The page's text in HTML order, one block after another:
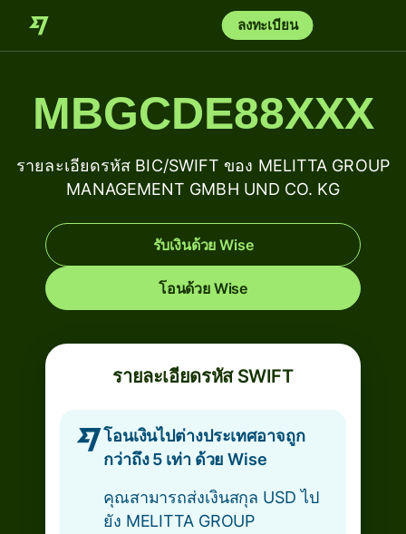
ลงทะเบียน
MBGCDE88XXX
รายละเอียดรหัส BIC/SWIFT ของ MELITTA GROUP
MANAGEMENT GMBH UND CO. KG
รับเงินด้วย Wise
โอนด้วย Wise
รายละเอียดรหัส SWIFT
โอนเงินไปต่างประเทศอาจถูก
กว่าถึง 5 เท่า ด้วย Wise
คุณสามารถส่งเงินสกุล USD ไป
ยัง MELITTA GROUP